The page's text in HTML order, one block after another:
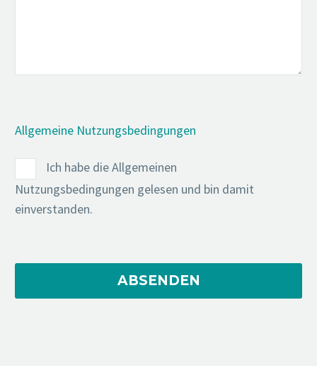
Allgemeine Nutzungsbedingungen
Ich habe die Allgemeinen
Nutzungsbedingungen gelesen und bin damit
einverstanden.